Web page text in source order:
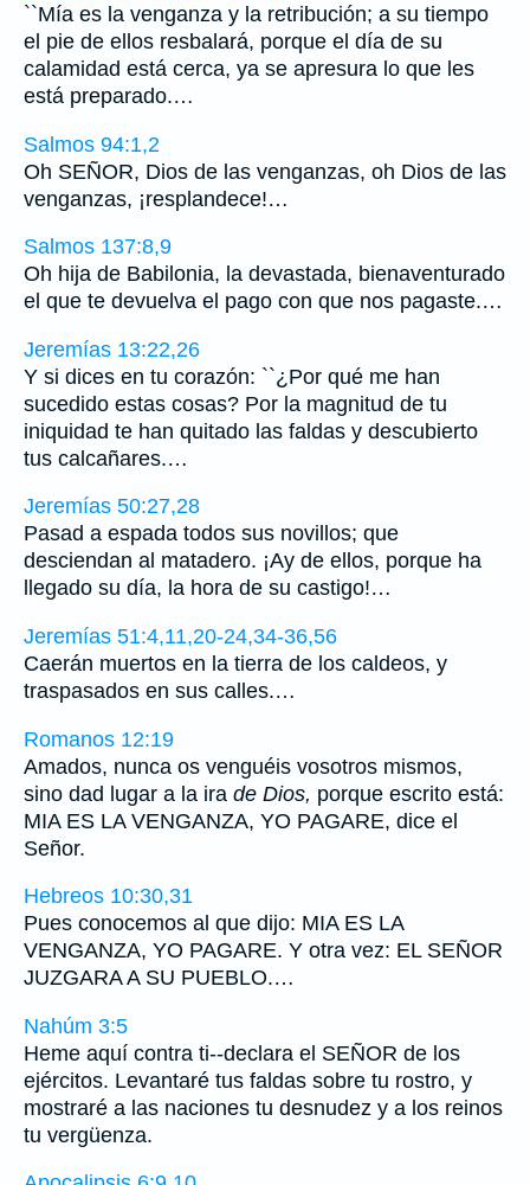
``Mía es la venganza y la retribución; a su tiempo
el pie de ellos resbalará, porque el día de su
calamidad está cerca, ya se apresura lo que les
está preparado.…
Salmos 94:1,2
Oh SEÑOR, Dios de las venganzas, oh Dios de las
venganzas, ¡resplandece!…
Salmos 137:8,9
Oh hija de Babilonia, la devastada, bienaventurado
el que te devuelva el pago con que nos pagaste.…
Jeremías 13:22,26
Y si dices en tu corazón: ``¿Por qué me han
sucedido estas cosas? Por la magnitud de tu
iniquidad te han quitado las faldas y descubierto
tus calcañares.…
Jeremías 50:27,28
Pasad a espada todos sus novillos; que
desciendan al matadero. ¡Ay de ellos, porque ha
llegado su día, la hora de su castigo!…
Jeremías 51:4,11,20-24,34-36,56
Caerán muertos en la tierra de los caldeos, y
traspasados en sus calles.…
Romanos 12:19
Amados, nunca os venguéis vosotros mismos,
sino dad lugar a la ira de Dios, porque escrito está:
MIA ES LA VENGANZA, YO PAGARE, dice el
Señor.
Hebreos 10:30,31
Pues conocemos al que dijo: MIA ES LA
VENGANZA, YO PAGARE. Y otra vez: EL SEÑOR
JUZGARA A SU PUEBLO.…
Nahúm 3:5
Heme aquí contra ti--declara el SEÑOR de los
ejércitos. Levantaré tus faldas sobre tu rostro, y
mostraré a las naciones tu desnudez y a los reinos
tu vergüenza.